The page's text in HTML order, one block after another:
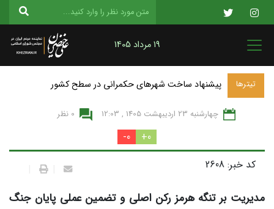
19 مرداد 1405
تیترها پیشنهاد ساخت شهرهای حکمرانی در سطح کشور
چهارشنبه 23 ارديبهشت 1405 , 12:03 0 نظر
0+
0-
کد خبر: 2608
مدیریت بر تنگه هرمز رکن اصلی و تضمین عملی پایان جنگ